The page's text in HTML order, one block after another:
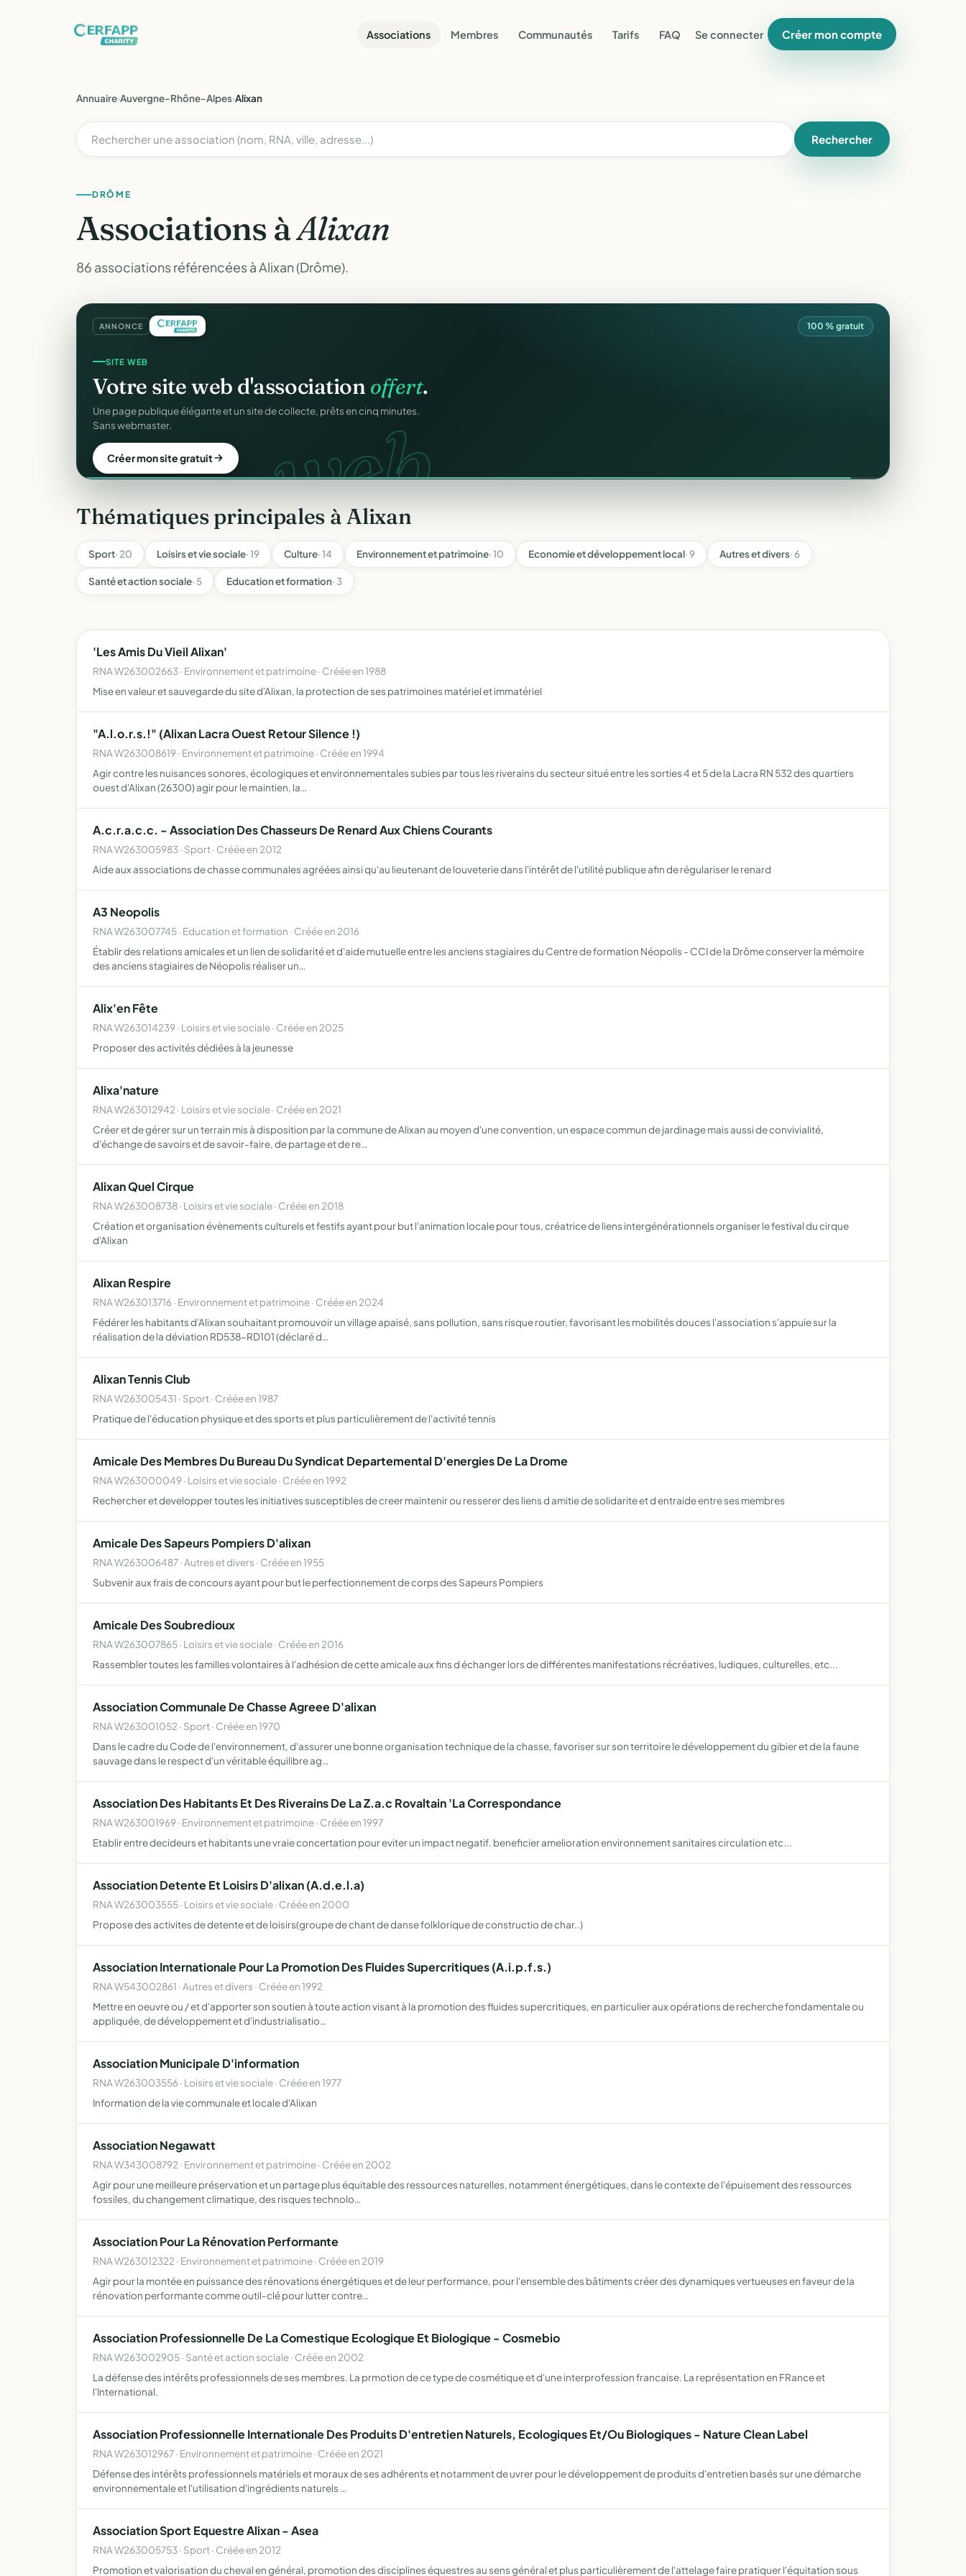
Associations Membres Communautés Tarifs FAQ Se connecter Créer mon compte
Annuaire›Auvergne-Rhône-Alpes›Alixan
Rechercher
DRÔME
Associations àAlixan
86 associations référencées à Alixan (Drôme).
ANNONCE 100 % gratuit
CRM.
CRM ASSOCIATIF
UnCRM completpour vos membres.
Fiches donateurs, historique des dons, relances, adhésions — fini les
fichiers Excel.
Découvrir le CRM gratuit
Thématiques principales à Alixan
Sport· 20 Loisirs et vie sociale· 19 Culture· 14 Environnement et patrimoine· 10 Economie et développement local· 9 Autres et divers· 6
Santé et action sociale· 5 Education et formation· 3
'Les Amis Du Vieil Alixan'
RNA W263002663 · Environnement et patrimoine · Créée en 1988
Mise en valeur et sauvegarde du site d'Alixan, la protection de ses patrimoines matériel et immatériel
"A.l.o.r.s.!" (Alixan Lacra Ouest Retour Silence !)
RNA W263008619 · Environnement et patrimoine · Créée en 1994
Agir contre les nuisances sonores, écologiques et environnementales subies par tous les riverains du secteur situé entre les sorties 4 et 5 de la Lacra RN 532 des quartiers
ouest d'Alixan (26300) agir pour le maintien, la…
A.c.r.a.c.c. - Association Des Chasseurs De Renard Aux Chiens Courants
RNA W263005983 · Sport · Créée en 2012
Aide aux associations de chasse communales agréées ainsi qu'au lieutenant de louveterie dans l'intérêt de l'utilité publique afin de régulariser le renard
A3 Neopolis
RNA W263007745 · Education et formation · Créée en 2016
Établir des relations amicales et un lien de solidarité et d'aide mutuelle entre les anciens stagiaires du Centre de formation Néopolis - CCI de la Drôme conserver la mémoire
des anciens stagiaires de Néopolis réaliser un…
Alix'en Fête
RNA W263014239 · Loisirs et vie sociale · Créée en 2025
Proposer des activités dédiées à la jeunesse
Alixa'nature
RNA W263012942 · Loisirs et vie sociale · Créée en 2021
Créer et de gérer sur un terrain mis à disposition par la commune de Alixan au moyen d'une convention, un espace commun de jardinage mais aussi de convivialité,
d'échange de savoirs et de savoir-faire, de partage et de re…
Alixan Quel Cirque
RNA W263008738 · Loisirs et vie sociale · Créée en 2018
Création et organisation évènements culturels et festifs ayant pour but l'animation locale pour tous, créatrice de liens intergénérationnels organiser le festival du cirque
d'Alixan
Alixan Respire
RNA W263013716 · Environnement et patrimoine · Créée en 2024
Fédérer les habitants d'Alixan souhaitant promouvoir un village apaisé, sans pollution, sans risque routier, favorisant les mobilités douces l'association s'appuie sur la
réalisation de la déviation RD538-RD101 (déclaré d…
Alixan Tennis Club
RNA W263005431 · Sport · Créée en 1987
Pratique de l'éducation physique et des sports et plus particulièrement de l'activité tennis
Amicale Des Membres Du Bureau Du Syndicat Departemental D'energies De La Drome
RNA W263000049 · Loisirs et vie sociale · Créée en 1992
Rechercher et developper toutes les initiatives susceptibles de creer maintenir ou resserer des liens d amitie de solidarite et d entraide entre ses membres
Amicale Des Sapeurs Pompiers D'alixan
RNA W263006487 · Autres et divers · Créée en 1955
Subvenir aux frais de concours ayant pour but le perfectionnement de corps des Sapeurs Pompiers
Amicale Des Soubredioux
RNA W263007865 · Loisirs et vie sociale · Créée en 2016
Rassembler toutes les familles volontaires à l'adhésion de cette amicale aux fins d échanger lors de différentes manifestations récréatives, ludiques, culturelles, etc...
Association Communale De Chasse Agreee D'alixan
RNA W263001052 · Sport · Créée en 1970
Dans le cadre du Code de l'environnement, d'assurer une bonne organisation technique de la chasse, favoriser sur son territoire le développement du gibier et de la faune
sauvage dans le respect d'un véritable équilibre ag…
Association Des Habitants Et Des Riverains De La Z.a.c Rovaltain 'La Correspondance
RNA W263001969 · Environnement et patrimoine · Créée en 1997
Etablir entre decideurs et habitants une vraie concertation pour eviter un impact negatif. beneficier amelioration environnement sanitaires circulation etc...
Association Detente Et Loisirs D'alixan (A.d.e.l.a)
RNA W263003555 · Loisirs et vie sociale · Créée en 2000
Propose des activites de detente et de loisirs(groupe de chant de danse folklorique de constructio de char..)
Association Internationale Pour La Promotion Des Fluides Supercritiques (A.i.p.f.s.)
RNA W543002861 · Autres et divers · Créée en 1992
Mettre en oeuvre ou / et d'apporter son soutien à toute action visant à la promotion des fluides supercritiques, en particulier aux opérations de recherche fondamentale ou
appliquée, de développement et d'industrialisatio…
Association Municipale D'information
RNA W263003556 · Loisirs et vie sociale · Créée en 1977
Information de la vie communale et locale d'Alixan
Association Negawatt
RNA W343008792 · Environnement et patrimoine · Créée en 2002
Agir pour une meilleure préservation et un partage plus équitable des ressources naturelles, notamment énergétiques, dans le contexte de l'épuisement des ressources
fossiles, du changement climatique, des risques technolo…
Association Pour La Rénovation Performante
RNA W263012322 · Environnement et patrimoine · Créée en 2019
Agir pour la montée en puissance des rénovations énergétiques et de leur performance, pour l'ensemble des bâtiments créer des dynamiques vertueuses en faveur de la
rénovation performante comme outil-clé pour lutter contre…
Association Professionnelle De La Comestique Ecologique Et Biologique - Cosmebio
RNA W263002905 · Santé et action sociale · Créée en 2002
La défense des intérêts professionnels de ses membres. La prmotion de ce type de cosmétique et d'une interprofession francaise. La représentation en FRance et
l'International.
Association Professionnelle Internationale Des Produits D'entretien Naturels, Ecologiques Et/Ou Biologiques - Nature Clean Label
RNA W263012967 · Environnement et patrimoine · Créée en 2021
Défense des intérêts professionnels matériels et moraux de ses adhérents et notamment de uvrer pour le développement de produits d'entretien basés sur une démarche
environnementale et l'utilisation d'ingrédients naturels …
Association Sport Equestre Alixan - Asea
RNA W263005753 · Sport · Créée en 2012
Promotion et valorisation du cheval en général, promotion des disciplines équestres au sens général et plus particulièrement de l'attelage faire pratiquer l'équitation sous